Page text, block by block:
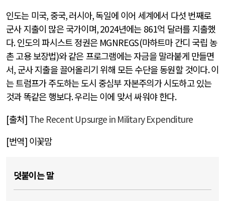
인도는 미국, 중국,러시아,독일에 이어 세계에서 다섯 번째로
군사 지출이 많은 국가이며, 2024년에는 861억 달러를 지출했
다.인도의 파시스트 정권은 MGNREGS(마하트마 간디 국립 농
촌 고용 보장법)와 같은 프로그램에는 자금을 말라붙게 만들면
서, 군사 지출을 끌어올리기 위해 모든 수단을 동원할 것이다.이
는 트럼프가 주도하는 도시 중심부 자본주의가 시도하고 있는
것과 똑같은 행보다.우리는 이에 맞서 싸워야 한다.
[출처] The Recent Upsurge in Military Expenditure
[번역] 이꽃맘
덧붙이는 말